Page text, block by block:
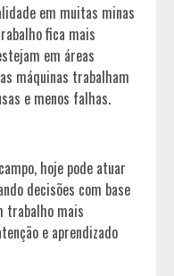
em muitas minas
fica mais
em áreas
máquinas trabalham
e menos falhas.
hoje pode atuar
decisões com base
trabalho mais
e aprendizado